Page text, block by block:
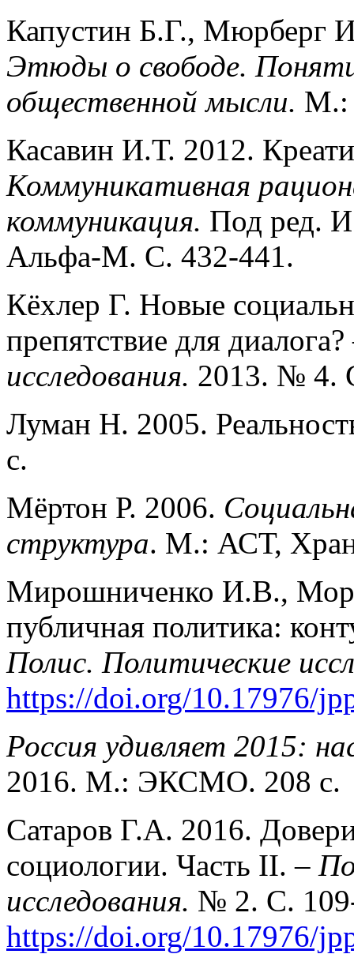
Капустин Б.Г., Мюрберг
Этюды о свободе.
общественной мысли. М.:
Касавин И.Т. 2012.
Коммуникативная
коммуникация. Под ред.
Альфа-М. С. 432-441.
Кёхлер Г. Новые
препятствие для
исследования. 2013. № 4.
Луман Н. 2005.
с.
Мёртон Р. 2006.
структура. М.: АСТ,
Мирошниченко И.В.,
публичная политика:
Полис. Политические
https://doi.org/10.17976/
Россия удивляет 2015:
2016. М.: ЭКСМО. 208 с.
Сатаров Г.А. 2016.
социологии. Часть II. –
исследования. № 2. С.
https://doi.org/10.17976/